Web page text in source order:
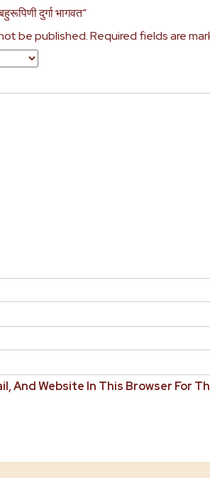
दुर्गा भागवत”
be published.Required fields are
And Website In This Browser For